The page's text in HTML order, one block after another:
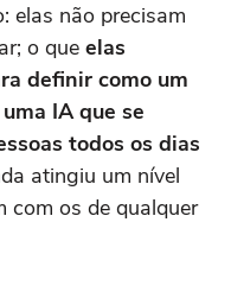
elas não precisam
o que elas
definir como um
IA que se
todos os dias
atingiu um nível
com os de qualquer